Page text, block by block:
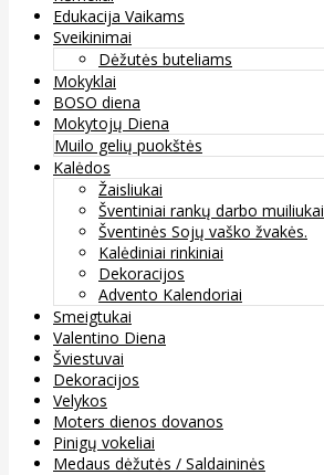
Edukacija Vaikams
Sveikinimai
Dėžutės buteliams
Mokyklai
BOSO diena
Mokytojų Diena
Muilo gelių puokštės
Kalėdos
Žaisliukai
Šventiniai rankų darbo muiliukai
Šventinės Sojų vaško žvakės.
Kalėdiniai rinkiniai
Dekoracijos
Advento Kalendoriai
Smeigtukai
Valentino Diena
Šviestuvai
Dekoracijos
Velykos
Moters dienos dovanos
Pinigų vokeliai
Medaus dėžutės / Saldaininės